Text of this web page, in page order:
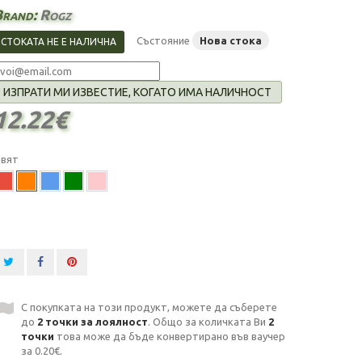
Rogz
СТОКАТА НЕ Е НАЛИЧНА Състояние Нова стока
ИЗПРАТИ МИ ИЗВЕСТИЕ, КОГАТО ИМА НАЛИЧНОСТ
С покупката на този продукт, можете да съберете
до 2 точки за лоялност. Общо за количката Ви 2
точки това може да бъде конвертирано във ваучер
за 0.20€.